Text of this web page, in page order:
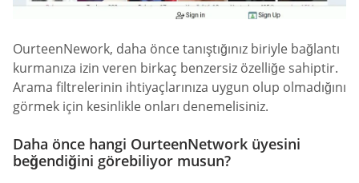
OurteenNework, daha önce tanıştığınız biriyle bağlantı
kurmanıza izin veren birkaç benzersiz özelliğe sahiptir.
Arama filtrelerinin ihtiyaçlarınıza uygun olup olmadığını
görmek için kesinlikle onları denemelisiniz.
Daha önce hangi OurteenNetwork üyesini
beğendiğini görebiliyor musun?